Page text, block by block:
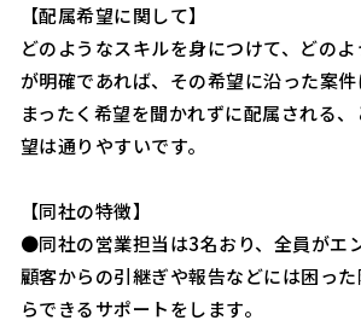
【配属希望に関して】
どのようなスキルを身につけて、どの
が明確であれば、その希望に沿った案件
まったく希望を聞かれずに配属される
望は通りやすいです。
【同社の特徴】
●同社の営業担当は3名おり、全員がエ
顧客からの引継ぎや報告などには困っ
らできるサポートをします。